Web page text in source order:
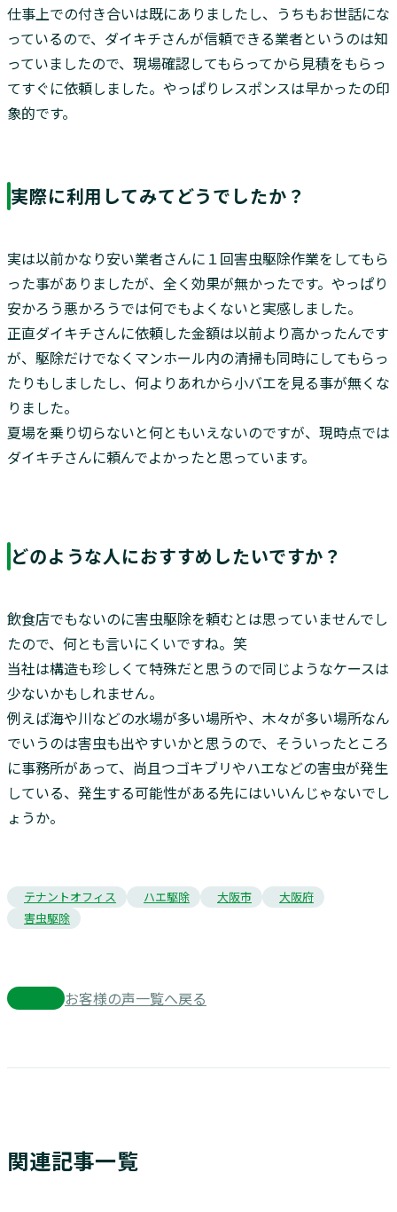
仕事上での付き合いは既にありましたし、うちもお世話にな
っているので、ダイキチさんが信頼できる業者というのは知
っていましたので、現場確認してもらってから見積をもらっ
てすぐに依頼しました。やっぱりレスポンスは早かったの印
象的です。
実際に利用してみてどうでしたか？
実は以前かなり安い業者さんに１回害虫駆除作業をしてもら
った事がありましたが、全く効果が無かったです。やっぱり
安かろう悪かろうでは何でもよくないと実感しました。
正直ダイキチさんに依頼した金額は以前より高かったんです
が、駆除だけでなくマンホール内の清掃も同時にしてもらっ
たりもしましたし、何よりあれから小バエを見る事が無くな
りました。
夏場を乗り切らないと何ともいえないのですが、現時点では
ダイキチさんに頼んでよかったと思っています。
どのような人におすすめしたいですか？
飲食店でもないのに害虫駆除を頼むとは思っていませんでし
たので、何とも言いにくいですね。笑
当社は構造も珍しくて特殊だと思うので同じようなケースは
少ないかもしれません。
例えば海や川などの水場が多い場所や、木々が多い場所なん
でいうのは害虫も出やすいかと思うので、そういったところ
に事務所があって、尚且つゴキブリやハエなどの害虫が発生
している、発生する可能性がある先にはいいんじゃないでし
ょうか。
テナントオフィス ハエ駆除 大阪市
大阪府
害虫駆除
お客様の声一覧へ戻る
関連記事一覧